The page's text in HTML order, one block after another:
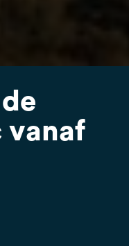
vanaf